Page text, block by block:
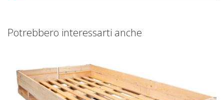
Potrebbero interessarti anche